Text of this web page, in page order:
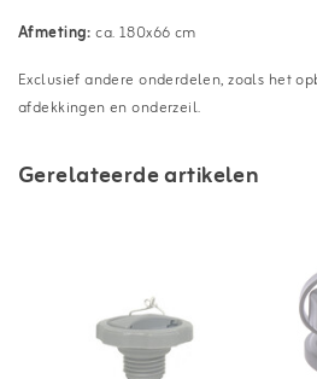
Afmeting:ca. 180x66 cm
Exclusief andere onderdelen, zoals het
afdekkingen en onderzeil.
Gerelateerde artikelen